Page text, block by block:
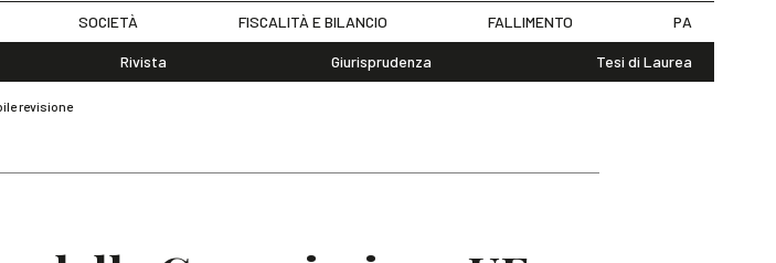
SOCIETÀ FISCALITÀ E BILANCIO FALLIMENTO PA
Rivista Giurisprudenza Tesi di Laurea
revisione